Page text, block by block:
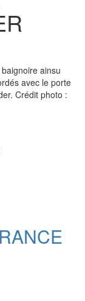
ainsu
avec le porte
Crédit photo :